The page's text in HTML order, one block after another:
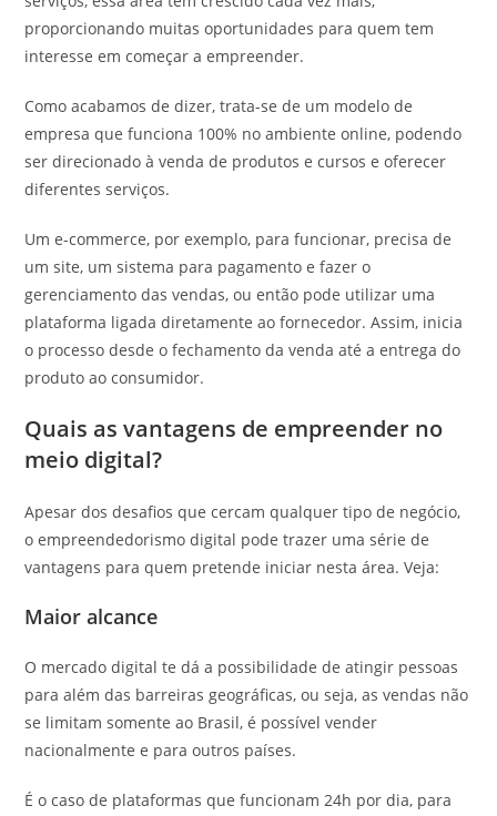
proporcionando muitas oportunidades para quem tem
interesse em começar a empreender.
Como acabamos de dizer, trata-se de um modelo de
empresa que funciona 100% no ambiente online, podendo
ser direcionado à venda de produtos e cursos e oferecer
diferentes serviços.
Um e-commerce, por exemplo, para funcionar, precisa de
um site, um sistema para pagamento e fazer o
gerenciamento das vendas, ou então pode utilizar uma
plataforma ligada diretamente ao fornecedor. Assim, inicia
o processo desde o fechamento da venda até a entrega do
produto ao consumidor.
Quais as vantagens de empreender no
meio digital?
Apesar dos desafios que cercam qualquer tipo de negócio,
o empreendedorismo digital pode trazer uma série de
vantagens para quem pretende iniciar nesta área. Veja:
Maior alcance
O mercado digital te dá a possibilidade de atingir pessoas
para além das barreiras geográficas, ou seja, as vendas não
se limitam somente ao Brasil, é possível vender
nacionalmente e para outros países.
É o caso de plataformas que funcionam 24h por dia, para